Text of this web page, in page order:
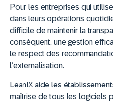
Pour les entreprises qui
dans leurs opérations
difficile de maintenir la
conséquent, une gestion
le respect des
l’externalisation.
LeanIX aide les
maîtrise de tous les logiciels